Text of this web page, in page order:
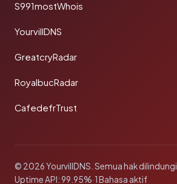
S991mostWhois
YourvillDNS
GreatcryRadar
RoyalbucRadar
CafedefrTrust
© 2026 YourvillDNS. Semua hak dilindungi.
Uptime API: 99.95%·1 Bahasa aktif